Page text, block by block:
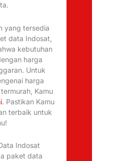
yang tersedia
data Indosat,
kebutuhan
harga
Untuk
harga
Kamu
. Pastikan Kamu
terbaik untuk
Indosat
paket data